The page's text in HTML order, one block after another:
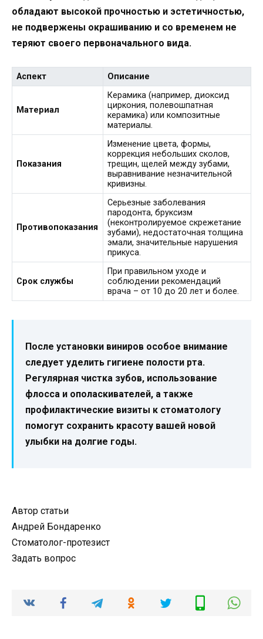
обладают высокой прочностью и эстетичностью,
не подвержены окрашиванию и со временем не
теряют своего первоначального вида.
Аспект Описание
Материал
Керамика (например, диоксид
циркония, полевошпатная
керамика) или композитные
материалы.
Показания
Изменение цвета, формы,
коррекция небольших сколов,
трещин, щелей между зубами,
выравнивание незначительной
кривизны.
Противопоказания
Серьезные заболевания
пародонта, бруксизм
(неконтролируемое скрежетание
зубами), недостаточная толщина
эмали, значительные нарушения
прикуса.
Срок службы
При правильном уходе и
соблюдении рекомендаций
врача – от 10 до 20 лет и более.
После установки виниров особое внимание
следует уделить гигиене полости рта.
Регулярная чистка зубов, использование
флосса и ополаскивателей, а также
профилактические визиты к стоматологу
помогут сохранить красоту вашей новой
улыбки на долгие годы.
Автор статьи
Андрей Бондаренко
Стоматолог-протезист
Задать вопрос